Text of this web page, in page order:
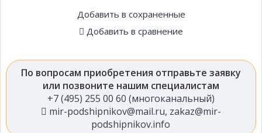
Добавить в сохраненные
Добавить в сравнение
По вопросам приобретения отправьте заявку
или позвоните нашим специалистам
+7 (495) 255 00 60 (многоканальный)
mir-podshipnikov@mail.ru, zakaz@mir-
podshipnikov.info